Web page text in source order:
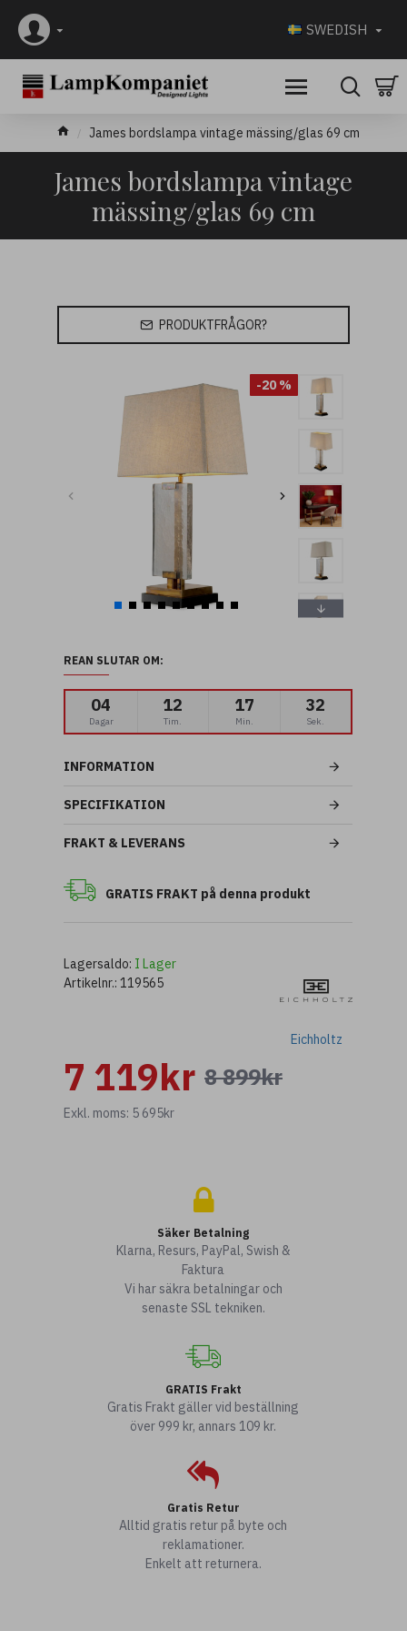
SWEDISH
James bordslampa vintage mässing/glas 69 cm
James bordslampa vintage
mässing/glas 69 cm
PRODUKTFRÅGOR?
-20 %
INFORMATION
SPECIFIKATION
FRAKT & LEVERANS
GRATIS FRAKT på denna produkt
REAN SLUTAR OM:
04
Dagar
12
Tim.
17
Min.
32
Sek.
8 899kr
7 119kr
Exkl. moms: 5 695kr
Lagersaldo: I Lager
Artikelnr.: 119565
Eichholtz
Säker Betalning
Klarna, Resurs, PayPal, Swish &
Faktura
Vi har säkra betalningar och
senaste SSL tekniken.
GRATIS Frakt
Gratis Frakt gäller vid beställning
över 999 kr, annars 109 kr.
Gratis Retur
Alltid gratis retur på byte och
reklamationer.
Enkelt att returnera.